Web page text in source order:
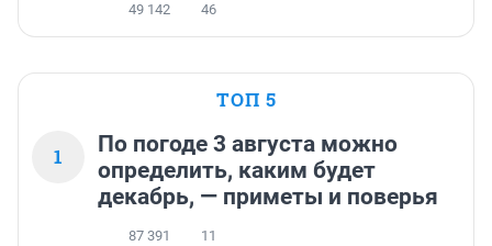
49 142 46
ТОП 5
1
По погоде 3 августа можно
определить, каким будет
декабрь, — приметы и поверья
87 391 11